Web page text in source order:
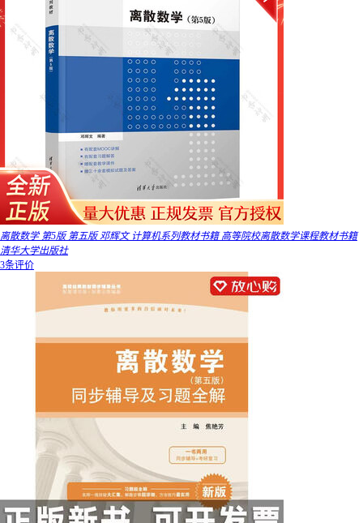
离散数学 第5版 第五版 邓辉文 计算机系列教材书籍 高等院校离散数学课程教材书籍
清华大学出版社
3条评价